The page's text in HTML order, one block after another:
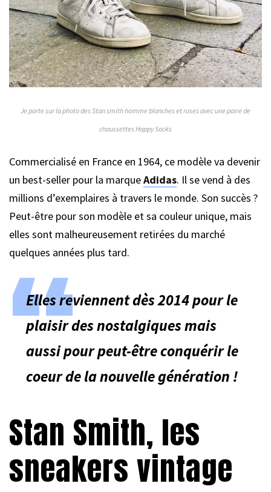
Je porte sur la photo des Stan smith homme blanches et roses avec une paire de
chaussettes Happy Socks
Commercialisé en France en 1964, ce modèle va devenir
un best-seller pour la marqueAdidas. Il se vend à des
millions d’exemplaires à travers le monde. Son succès ?
Peut-être pour son modèle et sa couleur unique, mais
elles sont malheureusement retirées du marché
quelques années plus tard.
Elles reviennent dès 2014 pour le
plaisir des nostalgiques mais
aussi pour peut-être conquérir le
coeur de la nouvelle génération !
Stan Smith, les
sneakers vintage